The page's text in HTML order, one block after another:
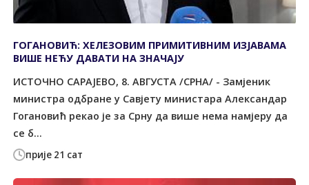
прије 21 сат
ГОГАНОВИЋ: ХЕЛЕЗОВИМ ПРИМИТИВНИМ ИЗЈАВАМА
ВИШЕ НЕЋУ ДАВАТИ НА ЗНАЧАЈУ
ИСТОЧНО САРАЈЕВО, 8. АВГУСТА /СРНА/ - Замјеник
министра одбране у Савјету министара Александар
Гогановић рекао је за Срну да више нема намјеру да
се б...